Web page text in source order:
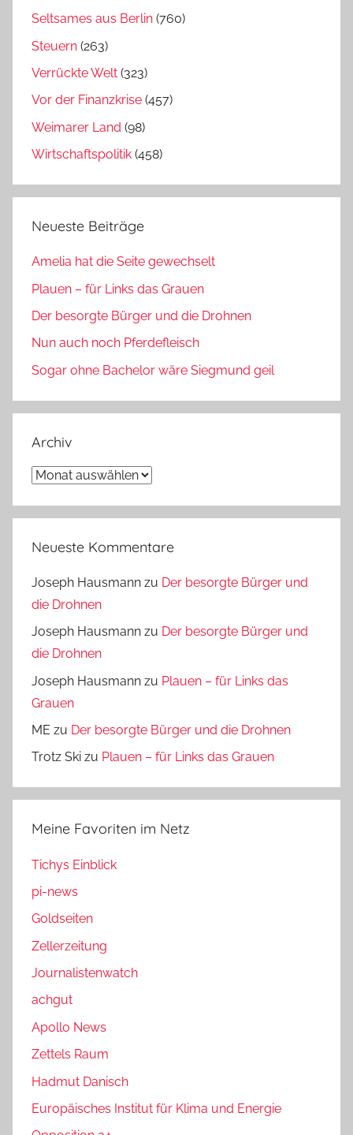
Seltsames aus Berlin (760)
Steuern (263)
Verrückte Welt (323)
Vor der Finanzkrise (457)
Weimarer Land (98)
Wirtschaftspolitik (458)
Neueste Beiträge
Amelia hat die Seite gewechselt
Plauen – für Links das Grauen
Der besorgte Bürger und die Drohnen
Nun auch noch Pferdefleisch
Sogar ohne Bachelor wäre Siegmund geil
Archiv
Archiv
Neueste Kommentare
Joseph Hausmann zu Der besorgte Bürger und
die Drohnen
Joseph Hausmann zu Der besorgte Bürger und
die Drohnen
Joseph Hausmann zu Plauen – für Links das
Grauen
ME zu Der besorgte Bürger und die Drohnen
Trotz Ski zu Plauen – für Links das Grauen
Meine Favoriten im Netz
Tichys Einblick
pi-news
Goldseiten
Zellerzeitung
Journalistenwatch
achgut
Apollo News
Zettels Raum
Hadmut Danisch
Europäisches Institut für Klima und Energie